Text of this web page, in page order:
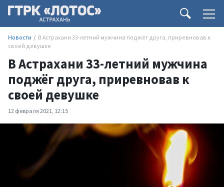
Новости
В Астрахани 33-летний мужчина поджёг друга, приревновав к
своей девушке
В Астрахани 33-летний мужчина
поджёг друга, приревновав к
своей девушке
12 февраля 2021, 12:15